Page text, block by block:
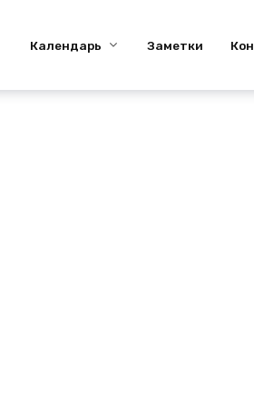
Календарь Заметки